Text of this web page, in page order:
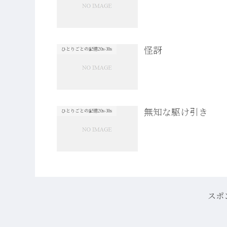
ひとりごとの記憶20s-30s 怪訝
ひとりごとの記憶20s-30s 無知な駆け引き
スポ